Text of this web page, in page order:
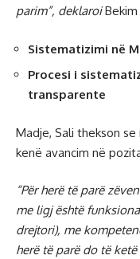
parim”, deklaroiBekim
Sistematizimi në
Procesi i
transparente
Madje, Sali thekson
kenë avancim në
“Për herë të parë
me ligj është
drejtori), me
herë të parë do të